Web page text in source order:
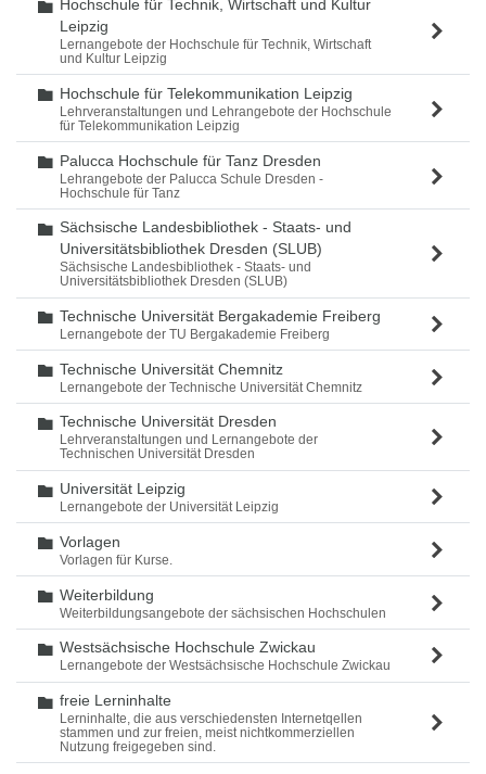
Ordner
Hochschule für Technik, Wirtschaft und Kultur
Leipzig
Lernangebote der Hochschule für Technik, Wirtschaft
und Kultur Leipzig
Ordner
Hochschule für Telekommunikation Leipzig
Lehrveranstaltungen und Lehrangebote der Hochschule
für Telekommunikation Leipzig
Ordner
Palucca Hochschule für Tanz Dresden
Lehrangebote der Palucca Schule Dresden -
Hochschule für Tanz
Ordner
Sächsische Landesbibliothek - Staats- und
Universitätsbibliothek Dresden (SLUB)
Sächsische Landesbibliothek - Staats- und
Universitätsbibliothek Dresden (SLUB)
Ordner
Technische Universität Bergakademie Freiberg
Lernangebote der TU Bergakademie Freiberg
Ordner
Technische Universität Chemnitz
Lernangebote der Technische Universität Chemnitz
Ordner
Technische Universität Dresden
Lehrveranstaltungen und Lernangebote der
Technischen Universität Dresden
Ordner
Universität Leipzig
Lernangebote der Universität Leipzig
Ordner
Vorlagen
Vorlagen für Kurse.
Ordner
Weiterbildung
Weiterbildungsangebote der sächsischen Hochschulen
Ordner
Westsächsische Hochschule Zwickau
Lernangebote der Westsächsische Hochschule Zwickau
Ordner
freie Lerninhalte
Lerninhalte, die aus verschiedensten Internetqellen
stammen und zur freien, meist nichtkommerziellen
Nutzung freigegeben sind.